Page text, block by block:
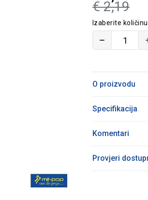
€ 2,19
Izaberite
O proizvodu
Specifikacija
Komentari
Provjeri